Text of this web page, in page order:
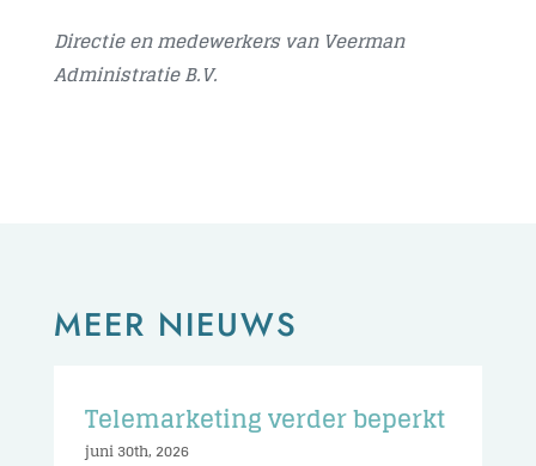
Directie en medewerkers van Veerman
Administratie B.V.
MEER NIEUWS
Telemarketing verder beperkt
juni 30th, 2026